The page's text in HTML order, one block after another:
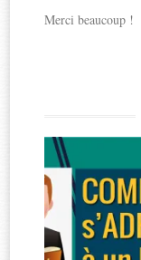
Merci beaucoup !